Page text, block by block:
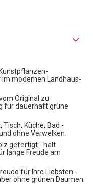
modernen Landhaus-
Original zu
für dauerhaft grüne
Küche, Bad -
ohne Verwelken.
gefertigt - hält
lange Freude am
für Ihre Liebsten -
ohne grünen Daumen.